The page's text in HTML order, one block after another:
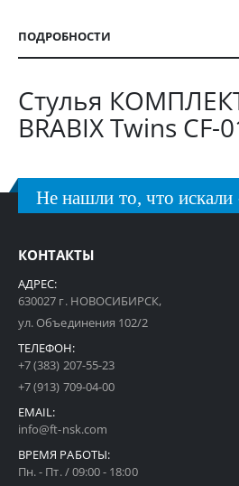
ПОДРОБНОСТИ
Стулья
BRABIX Twins
Не нашли то, что искали
КОНТАКТЫ
АДРЕС:
630027 г. НОВОСИБИРСК,
ул. Объединения 102/2
ТЕЛЕФОН:
+7 (383) 207-55-23
+7 (913) 709-04-00
EMAIL:
info@ft-nsk.com
ВРЕМЯ РАБОТЫ:
Пн. - Пт. / 09:00 - 18:00